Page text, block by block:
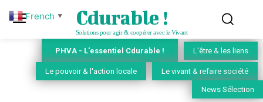
Cdurable !
Solutions pour agir & coopérer avec le Vivant
PHVA - L'essentiel Cdurable ! L'être & les liens
Le pouvoir & l'action locale Le vivant & refaire société
News Sélection
French ▼